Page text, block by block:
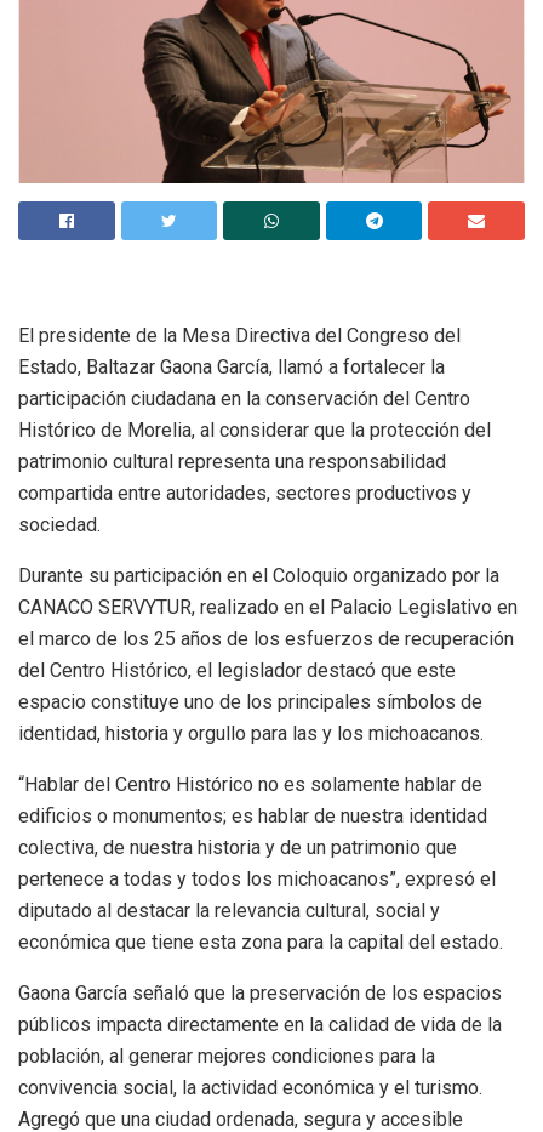
El presidente de la Mesa Directiva del Congreso del
Estado, Baltazar Gaona García, llamó a fortalecer la
participación ciudadana en la conservación del Centro
Histórico de Morelia, al considerar que la protección del
patrimonio cultural representa una responsabilidad
compartida entre autoridades, sectores productivos y
sociedad.
Durante su participación en el Coloquio organizado por la
CANACO SERVYTUR, realizado en el Palacio Legislativo en
el marco de los 25 años de los esfuerzos de recuperación
del Centro Histórico, el legislador destacó que este
espacio constituye uno de los principales símbolos de
identidad, historia y orgullo para las y los michoacanos.
“Hablar del Centro Histórico no es solamente hablar de
edificios o monumentos; es hablar de nuestra identidad
colectiva, de nuestra historia y de un patrimonio que
pertenece a todas y todos los michoacanos”, expresó el
diputado al destacar la relevancia cultural, social y
económica que tiene esta zona para la capital del estado.
Gaona García señaló que la preservación de los espacios
públicos impacta directamente en la calidad de vida de la
población, al generar mejores condiciones para la
convivencia social, la actividad económica y el turismo.
Agregó que una ciudad ordenada, segura y accesible